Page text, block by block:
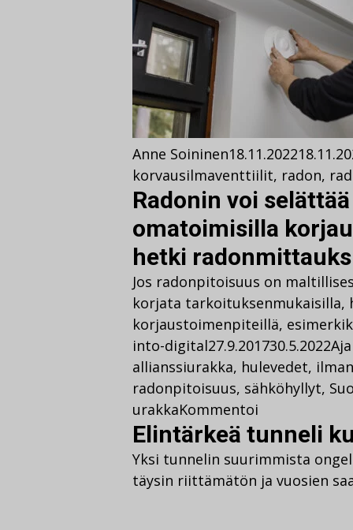
Anne Soininen18.11.2022
korvausilmaventtiilit, radon,
Radonin voi
omatoimisilla
hetki
Jos radonpitoisuus on
korjata
korjaustoimenpiteillä,
into-digital27.9.201730.5.2022
allianssiurakka, hulevedet,
radonpitoisuus, sähköhyllyt,
urakkaKommentoi
Elintärkeä tunneli
Yksi tunnelin suurimmista
täysin riittämätön ja vuosien